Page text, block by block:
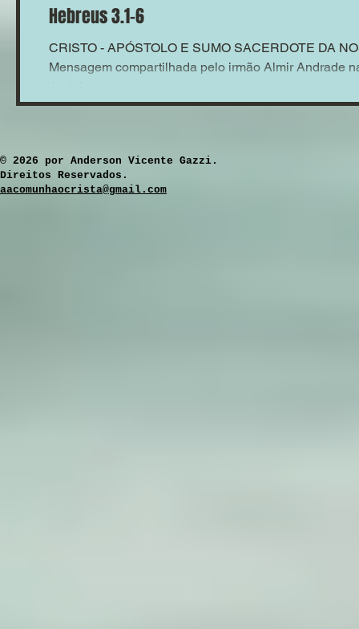
Hebreus 3.1-6
CRISTO - APÓSTOLO E SUMO SACERDOTE DA
Mensagem compartilhada pelo irmão Almir Andrade
​© 2026 por Anderson Vicente Gazzi.
Direitos Reservados.
aacomunhaocrista@gmail.com